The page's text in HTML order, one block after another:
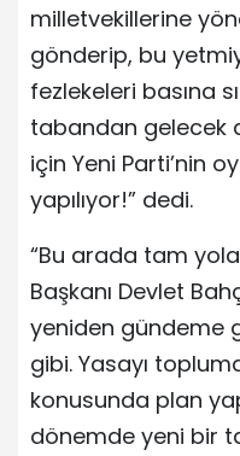
milletvekillerine
gönderip, bu
fezlekeleri basına
tabandan gelecek
için Yeni Parti’nin
yapılıyor!” dedi.
“Bu arada tam yola
Başkanı Devlet
yeniden gündeme
gibi. Yasayı
konusunda plan
dönemde yeni bir